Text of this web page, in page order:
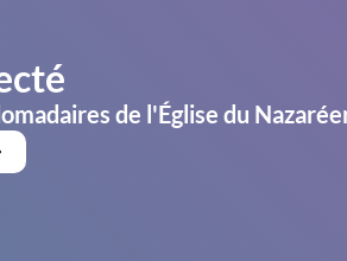
de l'Église du